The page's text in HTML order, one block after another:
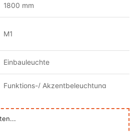
1800 mm
M1
Einbauleuchte
Funktions-/ Akzentbeleuchtung
MultiWhite